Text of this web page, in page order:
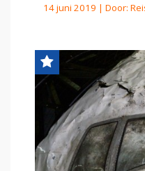
14 juni 2019 | Door: